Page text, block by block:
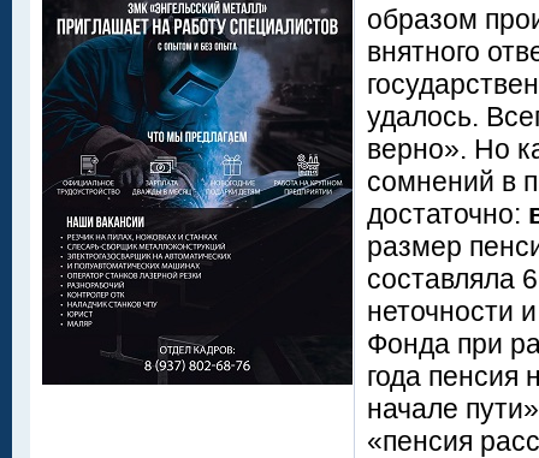
образом
внятного
удалось.
верно». Но
сомнений в
достаточно:
размер
составляла
неточности
Фонда при
года пенсия
начале
«пенсия